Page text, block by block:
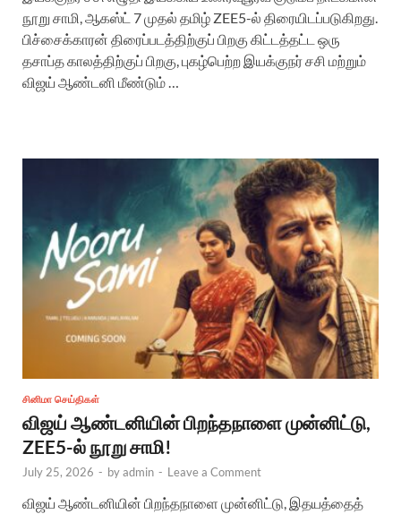
நூறு சாமி, ஆகஸ்ட் 7 முதல் தமிழ் ZEE5-ல் திரையிடப்படுகிறது.
பிச்சைக்காரன் திரைப்படத்திற்குப் பிறகு கிட்டத்தட்ட ஒரு
தசாப்த காலத்திற்குப் பிறகு, புகழ்பெற்ற இயக்குநர் சசி மற்றும்
விஜய் ஆண்டனி மீண்டும் …
சினிமா செய்திகள்
விஜய் ஆண்டனியின் பிறந்தநாளை முன்னிட்டு,
ZEE5-ல் நூறு சாமி!
July 25, 2026 - byadmin - Leave a Comment
விஜய் ஆண்டனியின் பிறந்தநாளை முன்னிட்டு, இதயத்தைத்